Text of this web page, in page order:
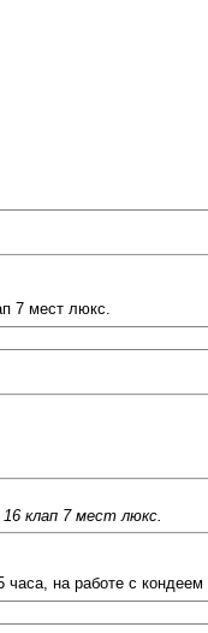
7 мест люкс.
клап 7 мест люкс.
на работе с